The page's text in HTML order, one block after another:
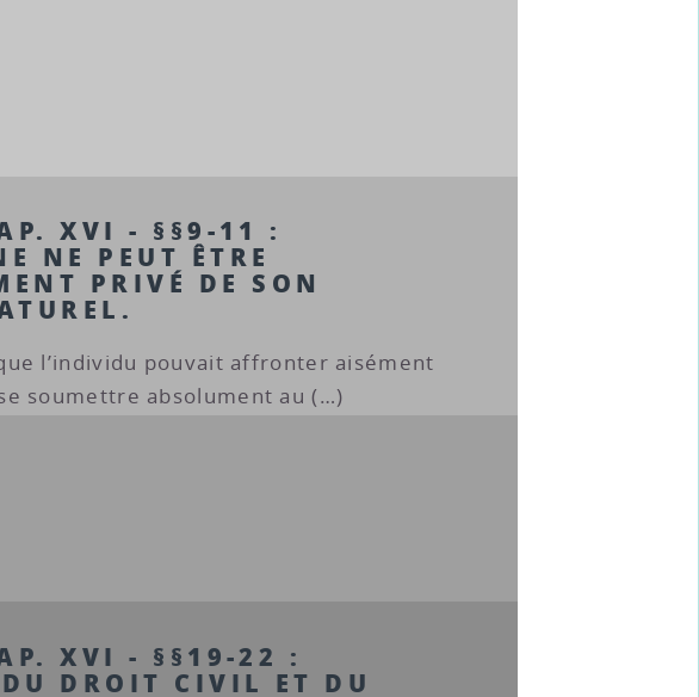
XVI - §§9-11 :
NE PEUT ÊTRE
PRIVÉ DE SON
l’individu pouvait affronter aisément
soumettre absolument au (…)
XVI - §§19-22 :
DROIT CIVIL ET DU